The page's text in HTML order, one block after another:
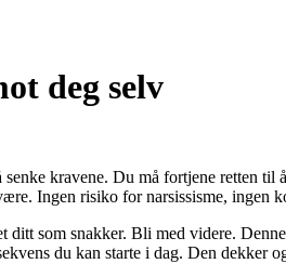
deg selv
kravene. Du må fortjene retten
Ingen risiko for narsissisme, ingen
som snakker. Bli med videre.
du kan starte i dag. Den